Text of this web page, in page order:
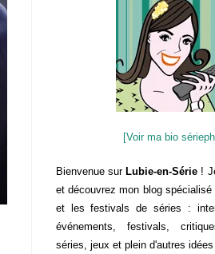
[Voir ma bio
Bienvenue sur Lubie-en-Série !
et découvrez mon blog
et les festivals de séries :
événements, festivals,
séries, jeux et plein d'autres